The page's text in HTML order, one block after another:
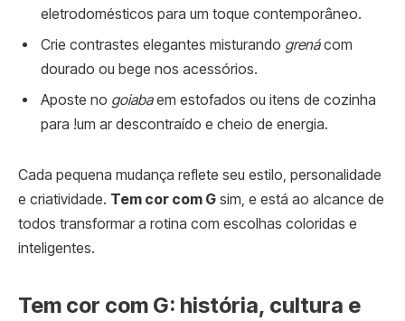
eletrodomésticos para um toque contemporâneo.
Crie contrastes elegantes misturando grenácom
dourado ou bege nos acessórios.
Aposte no goiabaem estofados ou itens de cozinha
para !um ar descontraído e cheio de energia.
Cada pequena mudança reflete seu estilo, personalidade
e criatividade. Tem cor com G sim, e está ao alcance de
todos transformar a rotina com escolhas coloridas e
inteligentes.
Tem cor com G: história, cultura e